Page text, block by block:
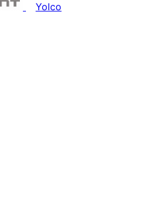
Yolco